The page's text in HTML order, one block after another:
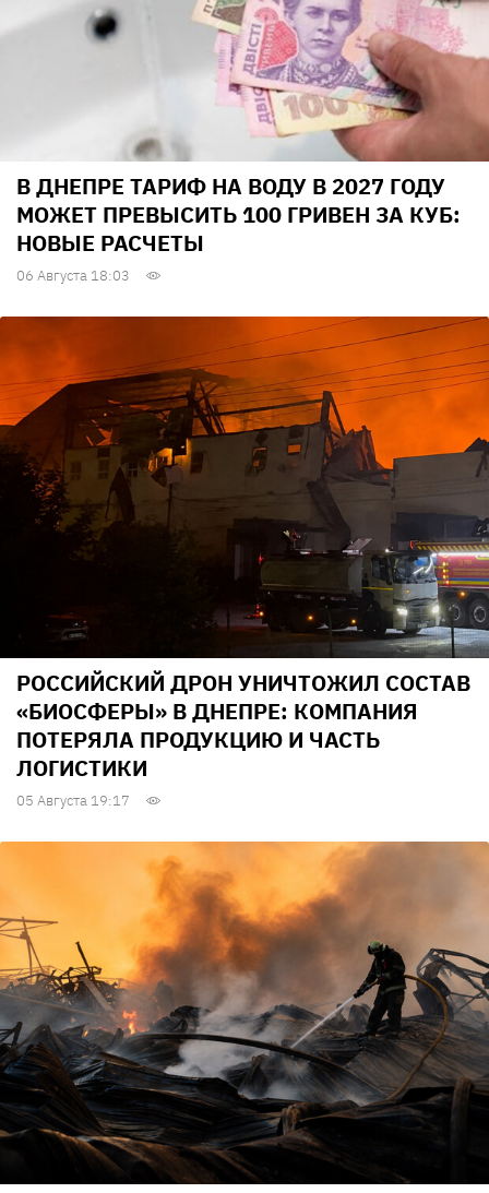
В ДНЕПРЕ ТАРИФ НА ВОДУ В 2027 ГОДУ
МОЖЕТ ПРЕВЫСИТЬ 100 ГРИВЕН ЗА КУБ:
НОВЫЕ РАСЧЕТЫ
06 Августа 18:03
РОССИЙСКИЙ ДРОН УНИЧТОЖИЛ СОСТАВ
«БИОСФЕРЫ» В ДНЕПРЕ: КОМПАНИЯ
ПОТЕРЯЛА ПРОДУКЦИЮ И ЧАСТЬ
ЛОГИСТИКИ
05 Августа 19:17